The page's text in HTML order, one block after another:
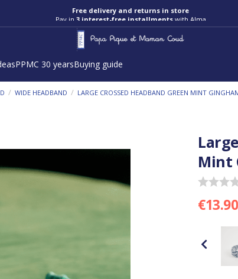
Free delivery and returns in store
Pay in 3 interest-free installmentswith Alma
PPMC 30 yearsBuying guide
/ WIDE HEADBAND / LARGE CROSSED HEADBAND GREEN MINT
Mint
€13.90